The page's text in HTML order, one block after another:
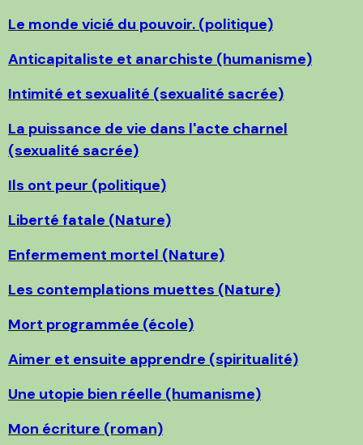
Le monde vicié du pouvoir. (politique)
Anticapitaliste et anarchiste (humanisme)
Intimité et sexualité (sexualité sacrée)
La puissance de vie dans l'acte charnel
(sexualité sacrée)
Ils ont peur (politique)
Liberté fatale (Nature)
Enfermement mortel (Nature)
Les contemplations muettes (Nature)
Mort programmée (école)
Aimer et ensuite apprendre (spiritualité)
Une utopie bien réelle (humanisme)
Mon écriture (roman)